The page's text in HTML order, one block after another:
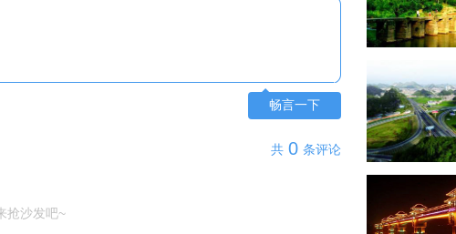
畅言一下
共 0 条评论
抢沙发吧~